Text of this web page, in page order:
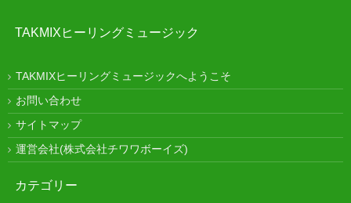
TAKMIXヒーリングミュージック
TAKMIXヒーリングミュージックへようこそ
お問い合わせ
サイトマップ
運営会社(株式会社チワワボーイズ)
カテゴリー